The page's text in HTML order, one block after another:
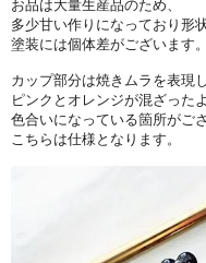
お品は大量生産品のため、
多少甘い作りになっており形
塗装には個体差がございます。
カップ部分は焼きムラを表現
ピンクとオレンジが混ざった
色合いになっている箇所がご
こちらは仕様となります。